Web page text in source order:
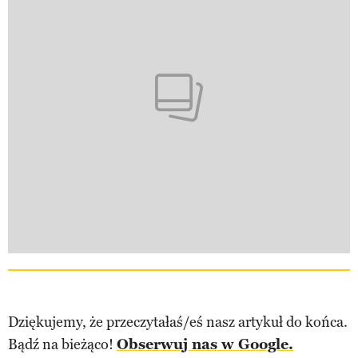
Dziękujemy, że przeczytałaś/eś nasz artykuł do końca.
Bądź na bieżąco! Obserwuj nas w Google.